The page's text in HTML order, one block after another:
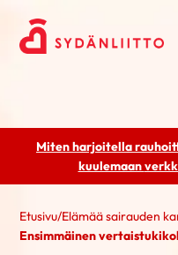
Miten harjoitella
kuulemaan
Etusivu/Elämää sairauden
Ensimmäinen